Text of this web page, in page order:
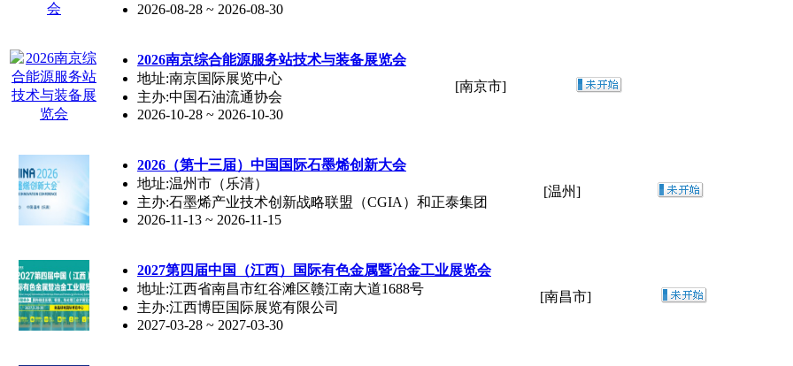
2026-08-28 ~ 2026-08-30
2026南京综合能源服务站技术与装备展览会
地址:南京国际展览中心
主办:中国石油流通协会
2026-10-28 ~ 2026-10-30
[南京市]
2026（第十三届）中国国际石墨烯创新大会
地址:温州市（乐清）
主办:石墨烯产业技术创新战略联盟（CGIA）和正泰集团
2026-11-13 ~ 2026-11-15
[温州]
2027第四届中国（江西）国际有色金属暨冶金工业展览会
地址:江西省南昌市红谷滩区赣江南大道1688号
主办:江西博臣国际展览有限公司
2027-03-28 ~ 2027-03-30
[南昌市]